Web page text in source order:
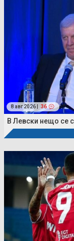
8 авг 2026 | 36
В Левски нещо се